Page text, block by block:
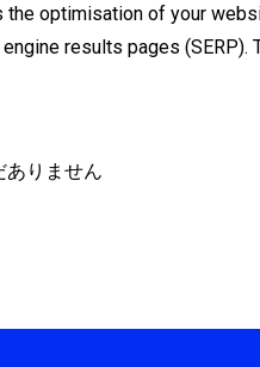
the optimisation of your
results pages (SERP).
ありません